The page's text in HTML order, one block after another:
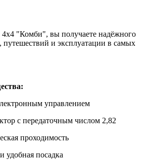
"Комби", вы получаете надёжного
путешествий и эксплуатации в самых
управлением
с передаточным числом 2,82
проходимость
удобная посадка